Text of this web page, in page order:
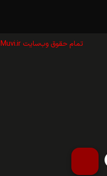
تمام حقوق وب‌سايت Muvi.ir برای